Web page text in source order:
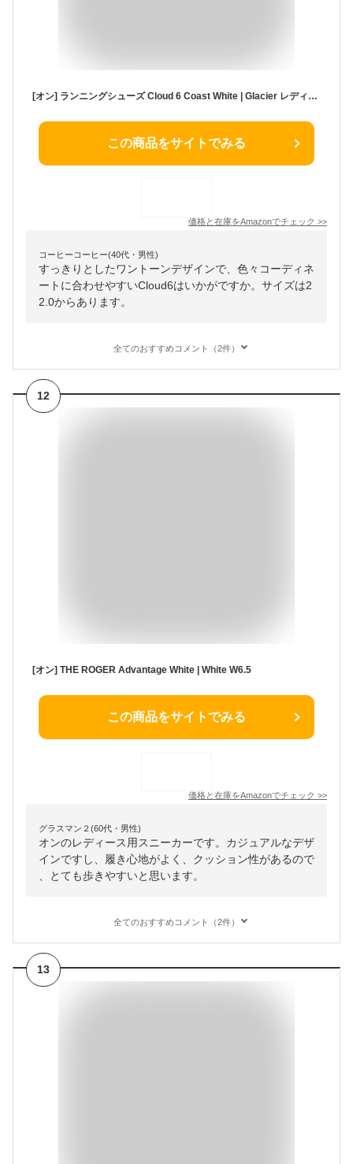
[オン] ランニングシューズ Cloud 6 Coast White | Glacier レディース 23.0 cm
この商品をサイトでみる
価格と在庫をAmazonでチェック >>
コーヒーコーヒー(40代・男性)
すっきりとしたワントーンデザインで、色々コーディネ
ートに合わせやすいCloud6はいかがですか。サイズは2
2.0からあります。
全てのおすすめコメント（2件）
12
[オン] THE ROGER Advantage White | White W6.5
この商品をサイトでみる
価格と在庫をAmazonでチェック >>
グラスマン２(60代・男性)
オンのレディース用スニーカーです。カジュアルなデザ
インですし、履き心地がよく、クッション性があるので
、とても歩きやすいと思います。
全てのおすすめコメント（2件）
13